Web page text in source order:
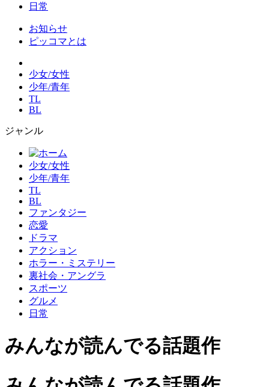
日常
お知らせ
ピッコマとは
少女/女性
少年/青年
TL
BL
ジャンル
少女/女性
少年/青年
TL
BL
ファンタジー
恋愛
ドラマ
アクション
ホラー・ミステリー
裏社会・アングラ
スポーツ
グルメ
日常
みんなが読んでる話題作